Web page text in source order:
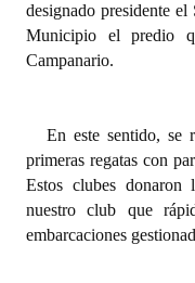
Resoluciones
Resoluciones de
INSTITUCIONAL
Antiguos Pobladores
Noticias Destacadas
designado presidente
Municipio el predio
Campanario.
En este sentido, se
primeras regatas con
Estos clubes donaron
nuestro club que
embarcaciones